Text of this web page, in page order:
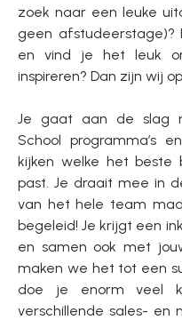
zoek naar een leuke
geen afstudeerstage)?
en vind je het leuk
inspireren? Dan zijn wij
Je gaat aan de slag
School programma’s
kijken welke het beste
past. Je draait mee in
van het hele team
begeleid! Je krijgt een
en samen ook met
maken we het tot een
doe je enorm veel
verschillende sales- en